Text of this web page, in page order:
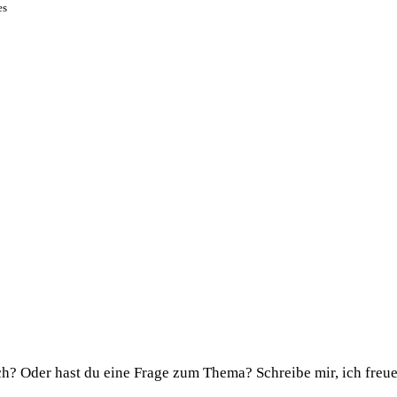
Oder hast du eine Frage zum Thema? Schreibe mir, ich